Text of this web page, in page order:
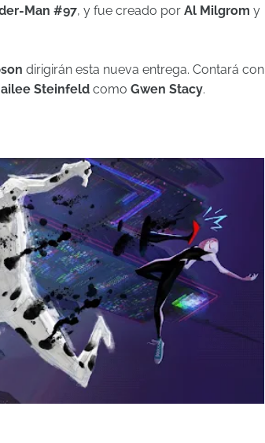
Man #97, y fue creado por Al Milgrom y
dirigirán esta nueva entrega. Contará con
Steinfeld como Gwen Stacy.